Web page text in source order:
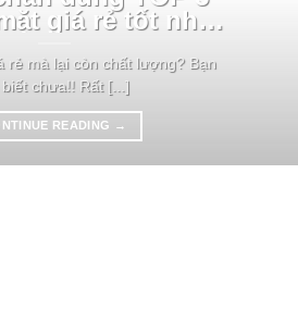
giá rẻ tốt nhất
rẻ mà lại còn chất lượng? Bạn
biết chưa!! Rất [...]
READING →